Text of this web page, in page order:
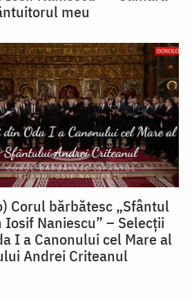
meu
Corul bărbătesc „Sfântul
Naniescu” – Selecții
I a Canonului cel Mare al
Andrei Criteanul